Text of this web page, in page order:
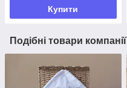
Купити
Подібні товари компанії